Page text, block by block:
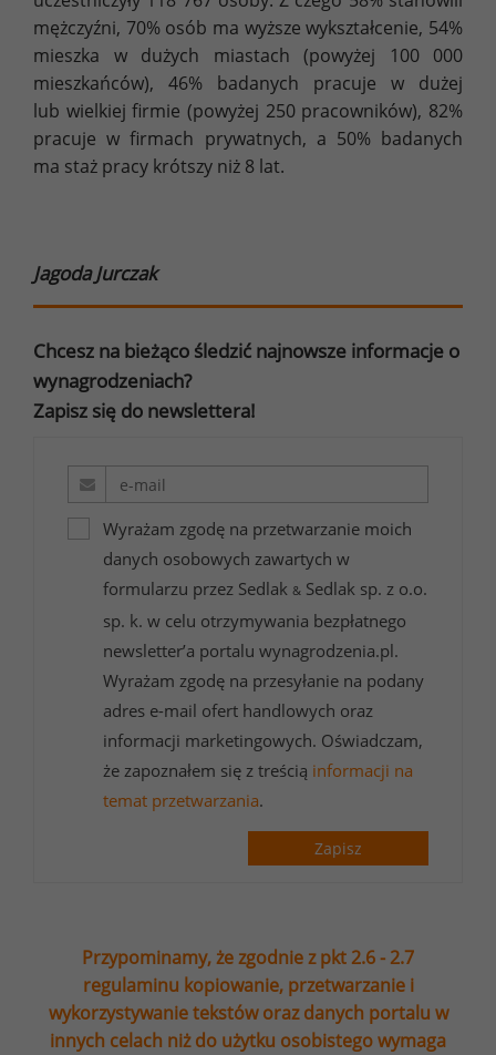
mężczyźni, 70% osób ma wyższe wykształcenie, 54%
mieszka w dużych miastach (powyżej 100 000
mieszkańców), 46% badanych pracuje w dużej
lub wielkiej firmie (powyżej 250 pracowników), 82%
pracuje w firmach prywatnych, a 50% badanych
ma staż pracy krótszy niż 8 lat.
Jagoda Jurczak
Chcesz na bieżąco śledzić najnowsze informacje o
wynagrodzeniach?
Zapisz się do newslettera!
Wyrażam zgodę na przetwarzanie moich
danych osobowych zawartych w
formularzu przez Sedlak & Sedlak sp. z o.o.
sp. k. w celu otrzymywania bezpłatnego
newsletter’a portalu wynagrodzenia.pl.
Wyrażam zgodę na przesyłanie na podany
adres e-mail ofert handlowych oraz
informacji marketingowych. Oświadczam,
że zapoznałem się z treścią informacji na
temat przetwarzania.
Zapisz
Przypominamy, że zgodnie z pkt 2.6 - 2.7
regulaminu kopiowanie, przetwarzanie i
wykorzystywanie tekstów oraz danych portalu w
innych celach niż do użytku osobistego wymaga